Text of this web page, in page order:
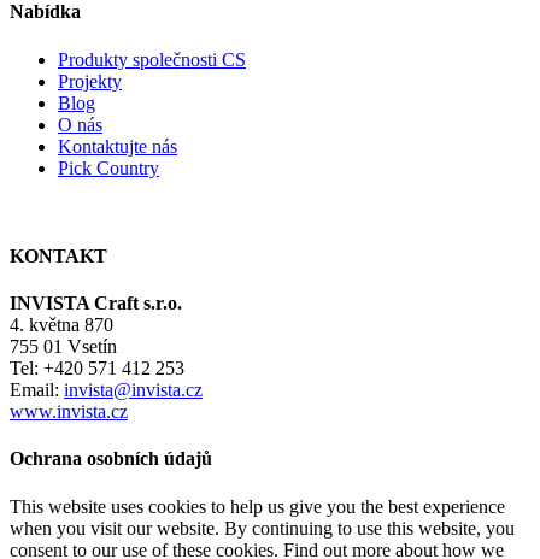
Nabídka
Produkty společnosti CS
Projekty
Blog
O nás
Kontaktujte nás
Pick Country
KONTAKT
INVISTA Craft s.r.o.
4. května 870
755 01 Vsetín
Tel: +420 571 412 253
Email: invista@invista.cz
www.invista.cz
Ochrana osobních údajů
This website uses cookies to help us give you the best experience
when you visit our website. By continuing to use this website, you
consent to our use of these cookies. Find out more about how we